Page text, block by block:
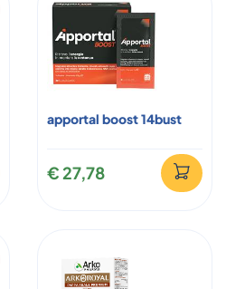
apportal boost 14bust
€ 27,78